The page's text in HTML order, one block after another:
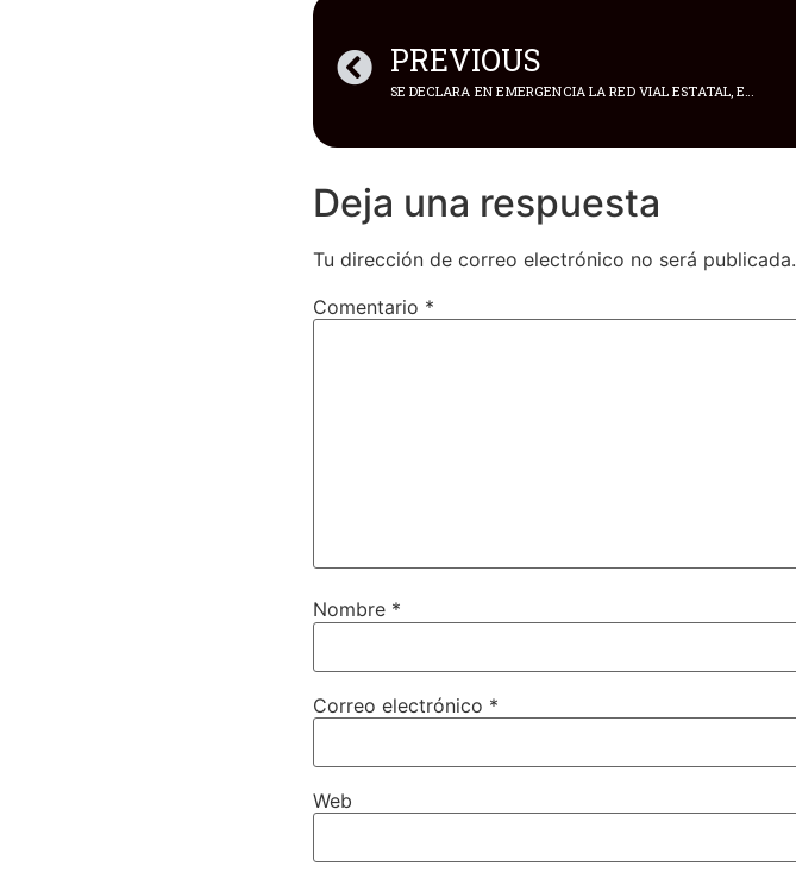
PREVIOUS
Deja una respuesta
Tu dirección de correo electrónico no será publicada.
Comentario *
Nombre *
Correo electrónico *
Web